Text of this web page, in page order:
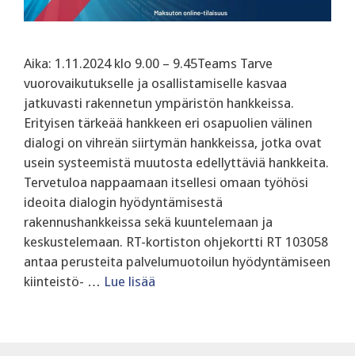
Aika: 1.11.2024 klo 9.00 – 9.45Teams Tarve
vuorovaikutukselle ja osallistamiselle kasvaa
jatkuvasti rakennetun ympäristön hankkeissa.
Erityisen tärkeää hankkeen eri osapuolien välinen
dialogi on vihreän siirtymän hankkeissa, jotka ovat
usein systeemistä muutosta edellyttäviä hankkeita.
Tervetuloa nappaamaan itsellesi omaan työhösi
ideoita dialogin hyödyntämisestä
rakennushankkeissa sekä kuuntelemaan ja
keskustelemaan. ‍RT-kortiston ohjekortti RT 103058
antaa perusteita palvelumuotoilun hyödyntämiseen
kiinteistö- … Lue lisää